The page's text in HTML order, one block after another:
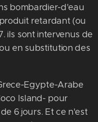
bombardier-d'eau
retardant (ou
ils sont intervenus de
en substitution des
Egypte-Arabe
Island- pour
6 jours. Et ce n'est